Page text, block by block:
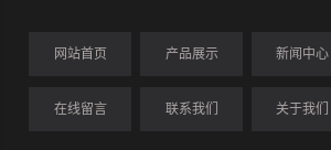
网站首页 产品展示 新闻中心
在线留言 联系我们 关于我们